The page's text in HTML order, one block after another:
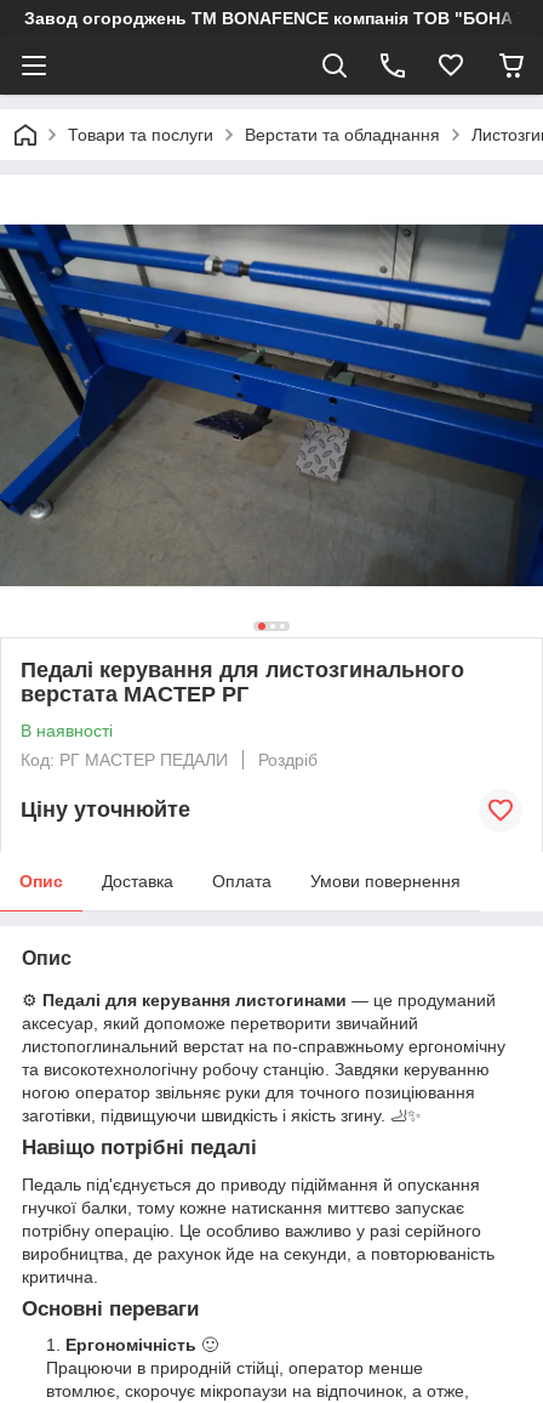
Завод огороджень ТМ BONAFENCE компанія ТОВ "БОНА
Товари та послуги Верстати та обладнання
Педалі керування для листозгинального
верстата МАСТЕР РГ
В наявності
Код: РГ МАСТЕР ПЕДАЛИ
Роздріб
Ціну уточнюйте
Опис Доставка Оплата Умови повернення
Опис
⚙️ Педалі для керування листогинами — це продуманий
аксесуар, який допоможе перетворити звичайний
листопоглинальний верстат на по-справжньому ергономічну
та високотехнологічну робочу станцію. Завдяки керуванню
ногою оператор звільняє руки для точного позиціювання
заготівки, підвищуючи швидкість і якість згину. 🦶✨
Навіщо потрібні педалі
Педаль під'єднується до приводу підіймання й опускання
гнучкої балки, тому кожне натискання миттєво запускає
потрібну операцію. Це особливо важливо у разі серійного
виробництва, де рахунок йде на секунди, а повторюваність
критична.
Основні переваги
Ергономічність 🙂
Працюючи в природній стійці, оператор менше
втомлює, скорочує мікропаузи на відпочинок, а отже,